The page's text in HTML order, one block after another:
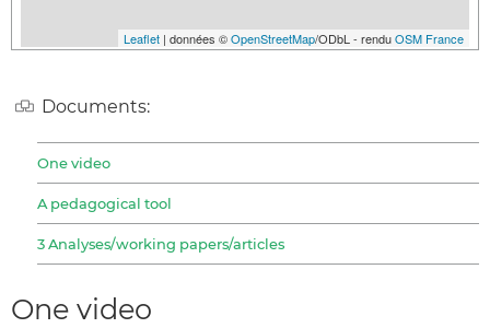
Leaflet | données ©OpenStreetMap/ODbL - renduOSM France
Documents:
One video
A pedagogical tool
3 Analyses/working papers/articles
One video